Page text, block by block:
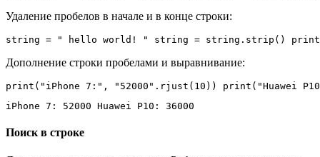
Удаление пробелов в начале и в конце строки:
string = " hello world! " string = string.strip()
Дополнение строки пробелами и выравнивание:
print("iPhone 7:", "52000".rjust(10)) print("Huawei
iPhone 7: 52000 Huawei P10: 36000
Поиск в строке